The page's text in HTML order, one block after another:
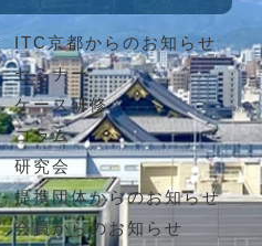
ITC京都からのお知らせ
セミナー
ケース研修
コラム
研究会
提携団体からのお知らせ
会員からのお知らせ